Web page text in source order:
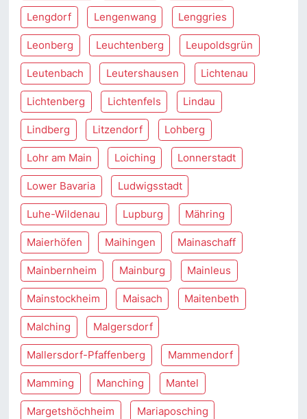
Lengdorf Lengenwang Lenggries
Leonberg Leuchtenberg Leupoldsgrün
Leutenbach Leutershausen Lichtenau
Lichtenberg Lichtenfels Lindau
Lindberg Litzendorf Lohberg
Lohr am Main Loiching Lonnerstadt
Lower Bavaria Ludwigsstadt
Luhe-Wildenau Lupburg Mähring
Maierhöfen Maihingen Mainaschaff
Mainbernheim Mainburg Mainleus
Mainstockheim Maisach Maitenbeth
Malching Malgersdorf
Mallersdorf-Pfaffenberg Mammendorf
Mamming Manching Mantel
Margetshöchheim Mariaposching